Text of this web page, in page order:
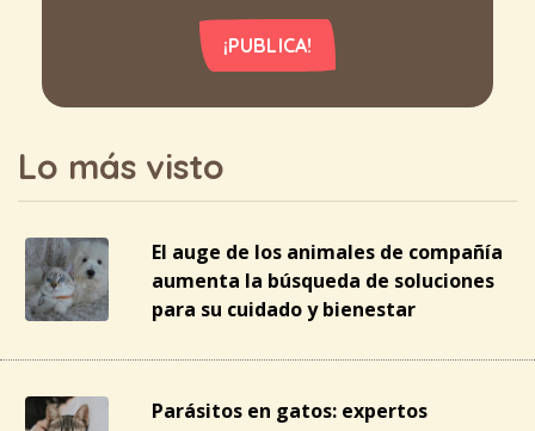
¡PUBLICA!
Lo más visto
El auge de los animales de compañía
aumenta la búsqueda de soluciones
para su cuidado y bienestar
Parásitos en gatos: expertos